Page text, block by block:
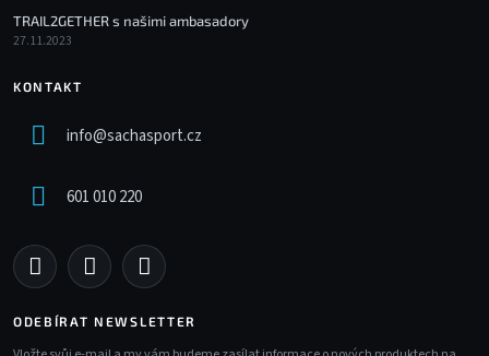
TRAIL2GETHER s našimi ambasadory
27.11.2023
KONTAKT
info@sachasport.cz
601 010 220
ODEBÍRAT NEWSLETTER